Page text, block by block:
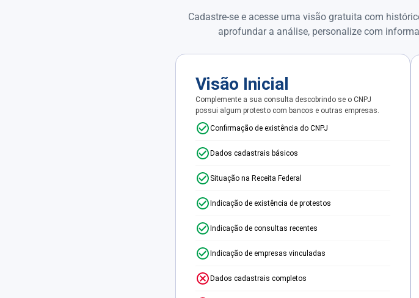
Cadastre-se e acesse uma visão gratuita com
aprofundar a análise, personalize com
Visão Inicial
Complemente a sua consulta descobrindo se o CNPJ
possui algum protesto com bancos e outras empresas.
Confirmação de existência do CNPJ
Dados cadastrais básicos
Situação na Receita Federal
Indicação de existência de protestos
Indicação de consultas recentes
Indicação de empresas vinculadas
Dados cadastrais completos